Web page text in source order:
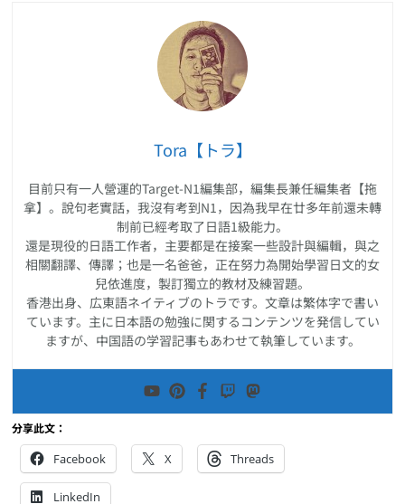
Tora【トラ】
目前只有一人營運的Target-N1編集部，編集長兼任編集者【拖
拿】。說句老實話，我沒有考到N1，因為我早在廿多年前還未轉
制前已經考取了日語1級能力。
還是現役的日語工作者，主要都是在接案一些設計與編輯，與之
相關翻譯、傳譯；也是一名爸爸，正在努力為開始學習日文的女
兒依進度，製訂獨立的教材及練習題。
香港出身、広東語ネイティブのトラです。文章は繁体字で書い
ています。主に日本語の勉強に関するコンテンツを発信してい
ますが、中国語の学習記事もあわせて執筆しています。
分享此文：
Facebook X Threads
LinkedIn